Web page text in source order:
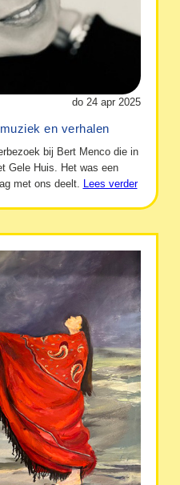
do 24 apr 2025
en verhalen
bij Bert Menco die in
Gele Huis. Het was een
met ons deelt.
Lees verder